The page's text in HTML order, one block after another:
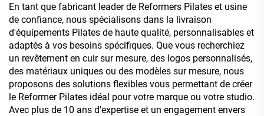
En tant que fabricant leader de Reformers Pilates et usine
de confiance, nous spécialisons dans la livraison
d'équipements Pilates de haute qualité, personnalisables et
adaptés à vos besoins spécifiques. Que vous recherchiez
un revêtement en cuir sur mesure, des logos personnalisés,
des matériaux uniques ou des modèles sur mesure, nous
proposons des solutions flexibles vous permettant de créer
le Reformer Pilates idéal pour votre marque ou votre studio.
Avec plus de 10 ans d'expertise et un engagement envers